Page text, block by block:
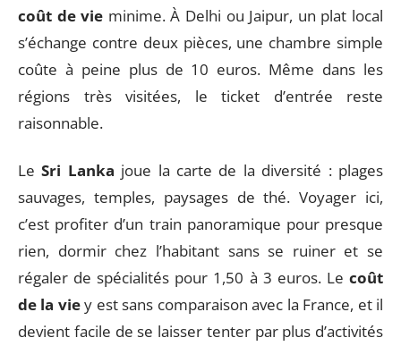
coût de vie minime. À Delhi ou Jaipur, un plat local
s’échange contre deux pièces, une chambre simple
coûte à peine plus de 10 euros. Même dans les
régions très visitées, le ticket d’entrée reste
raisonnable.
LeSri Lanka joue la carte de la diversité : plages
sauvages, temples, paysages de thé. Voyager ici,
c’est profiter d’un train panoramique pour presque
rien, dormir chez l’habitant sans se ruiner et se
régaler de spécialités pour 1,50 à 3 euros. Le coût
de la viey est sans comparaison avec la France, et il
devient facile de se laisser tenter par plus d’activités